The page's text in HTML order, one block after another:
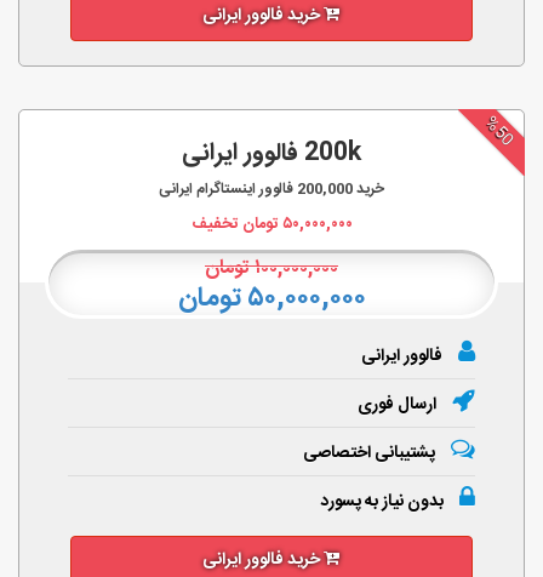
خرید فالوور ایرانی
%50
200k فالوور ایرانی
خرید200,000 فالوور اینستاگرام ایرانی
۵۰,۰۰۰,۰۰۰تومان تخفیف
۱۰۰,۰۰۰,۰۰۰تومان
۵۰,۰۰۰,۰۰۰ تومان
فالوور ایرانی
ارسال فوری
پشتیبانی اختصاصی
بدون نیاز به پسورد
خرید فالوور ایرانی